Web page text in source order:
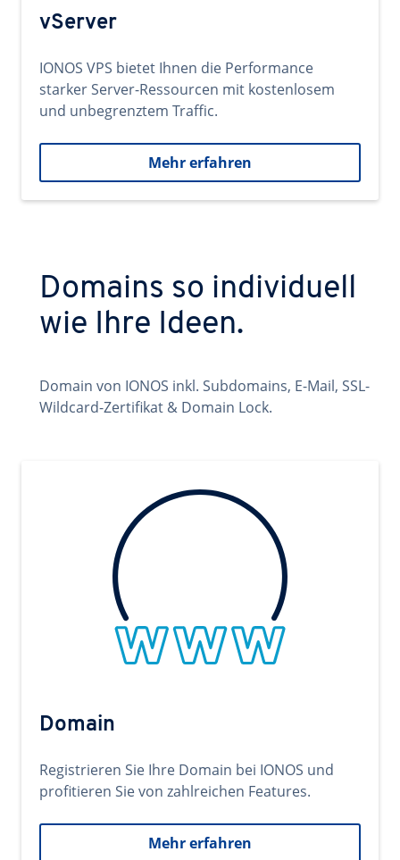
vServer
IONOS VPS bietet Ihnen die Performance
starker Server-Ressourcen mit kostenlosem
und unbegrenztem Traffic.
Mehr erfahren
Domains so individuell
wie Ihre Ideen.
Domain von IONOS inkl. Subdomains, E-Mail, SSL-
Wildcard-Zertifikat & Domain Lock.
Domain
Registrieren Sie Ihre Domain bei IONOS und
profitieren Sie von zahlreichen Features.
Mehr erfahren